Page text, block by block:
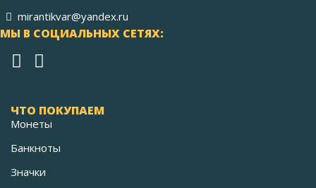
mirantikvar@yandex.ru
МЫ В СОЦИАЛЬНЫХ СЕТЯХ:
ЧТО ПОКУПАЕМ
Монеты
Банкноты
Значки